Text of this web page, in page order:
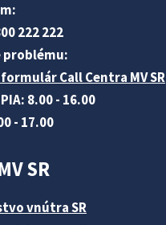
222 222
problému:
Call Centra MV SR
8.00 - 16.00
- 17.00
SR
vnútra SR